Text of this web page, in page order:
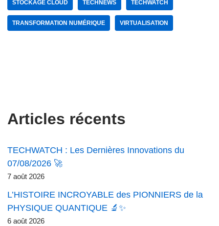
STOCKAGE CLOUD TECHNEWS TECHWATCH
TRANSFORMATION NUMÉRIQUE VIRTUALISATION
Articles récents
TECHWATCH : Les Dernières Innovations du
07/08/2026 🚀
7 août 2026
L’HISTOIRE INCROYABLE des PIONNIERS de la
PHYSIQUE QUANTIQUE 🔬✨
6 août 2026